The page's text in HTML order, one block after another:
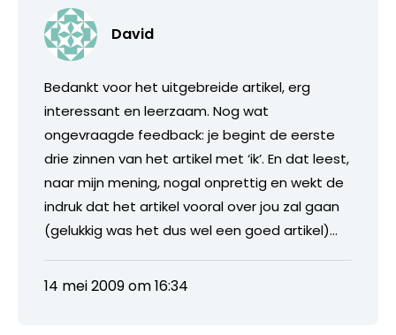
David
Bedankt voor het uitgebreide artikel, erg
interessant en leerzaam. Nog wat
ongevraagde feedback: je begint de eerste
drie zinnen van het artikel met ‘ik’. En dat leest,
naar mijn mening, nogal onprettig en wekt de
indruk dat het artikel vooral over jou zal gaan
(gelukkig was het dus wel een goed artikel)…
14 mei 2009 om 16:34